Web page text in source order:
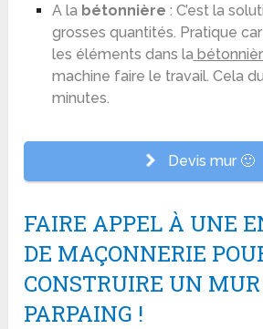
A la bétonnière : C’est la
grosses quantités. Pratique
les éléments dans la
machine faire le travail. Cela
minutes.
Devis mur 🙂
FAIRE APPEL À UNE
DE MAÇONNERIE
CONSTRUIRE UN
PARPAING !